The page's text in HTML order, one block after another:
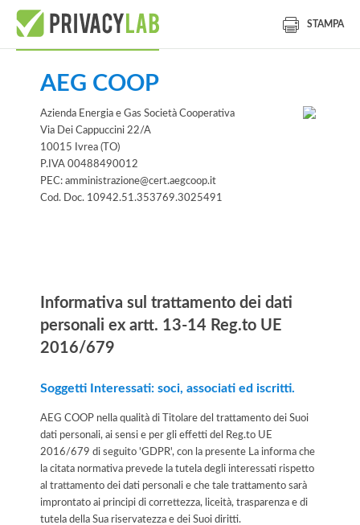
STAMPA
AEG COOP
Azienda Energia e Gas Società Cooperativa
Via Dei Cappuccini 22/A
10015 Ivrea (TO)
P.IVA 00488490012
PEC: amministrazione@cert.aegcoop.it
Cod. Doc. 10942.51.353769.3025491
Informativa sul trattamento dei dati
personali ex artt. 13-14 Reg.to UE
2016/679
Soggetti Interessati: soci, associati ed iscritti.
AEG COOP nella qualità di Titolare del trattamento dei Suoi
dati personali, ai sensi e per gli effetti del Reg.to UE
2016/679 di seguito 'GDPR', con la presente La informa che
la citata normativa prevede la tutela degli interessati rispetto
al trattamento dei dati personali e che tale trattamento sarà
improntato ai principi di correttezza, liceità, trasparenza e di
tutela della Sua riservatezza e dei Suoi diritti.